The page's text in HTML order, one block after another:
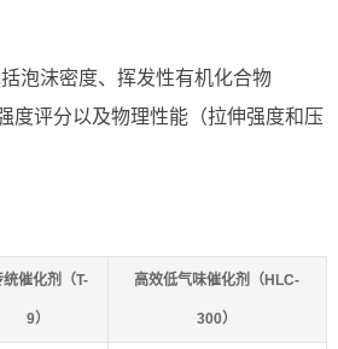
泡沫密度、挥发性有机化合物
度评分以及物理性能（拉伸强度和压
统催化剂（T-
9）
高效低气味催化剂（HLC-
300）